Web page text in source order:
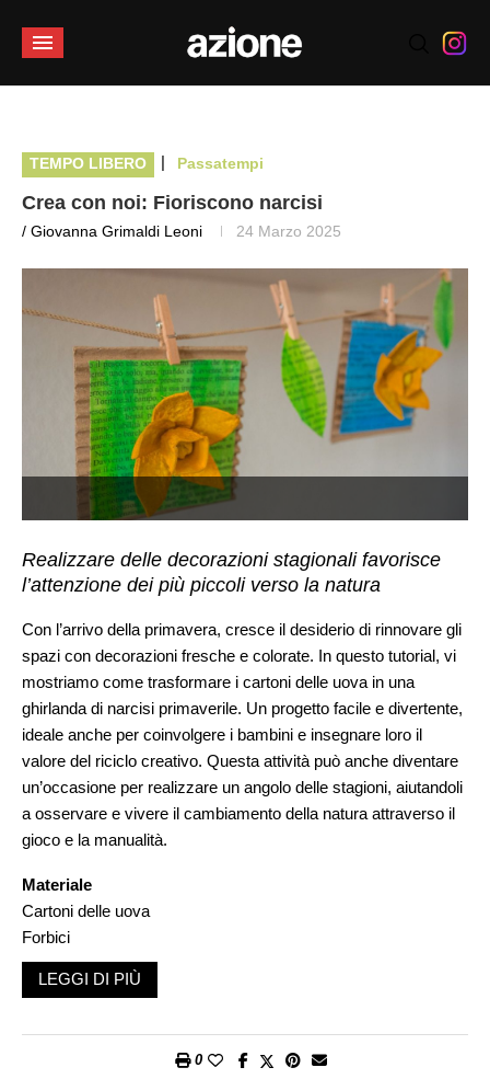
TEMPO LIBERO | Passatempi
Crea con noi: Fioriscono narcisi
/ Giovanna Grimaldi Leoni 24 Marzo 2025
Realizzare delle decorazioni stagionali favorisce
l’attenzione dei più piccoli verso la natura
Con l’arrivo della primavera, cresce il desiderio di rinnovare gli
spazi con decorazioni fresche e colorate. In questo tutorial, vi
mostriamo come trasformare i cartoni delle uova in una
ghirlanda di narcisi primaverile. Un progetto facile e divertente,
ideale anche per coinvolgere i bambini e insegnare loro il
valore del riciclo creativo. Questa attività può anche diventare
un’occasione per realizzare un angolo delle stagioni, aiutandoli
a osservare e vivere il cambiamento della natura attraverso il
gioco e la manualità.
Materiale
Cartoni delle uova
Forbici
Colla a caldo
Piccole mollette di legno
Tempera o acrilico giallo, pennello piatto
LEGGI DI PIÙ
0